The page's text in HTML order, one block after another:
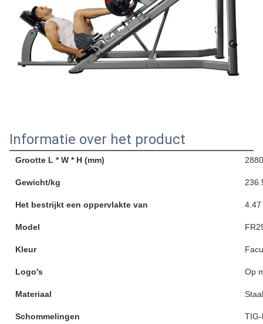
Informatie over het product
Grootte L * W * H (mm)
Gewicht/kg
Het bestrijkt een oppervlakte van 4.47
Model
Kleur
Logo's Op
Materiaal
Schommelingen